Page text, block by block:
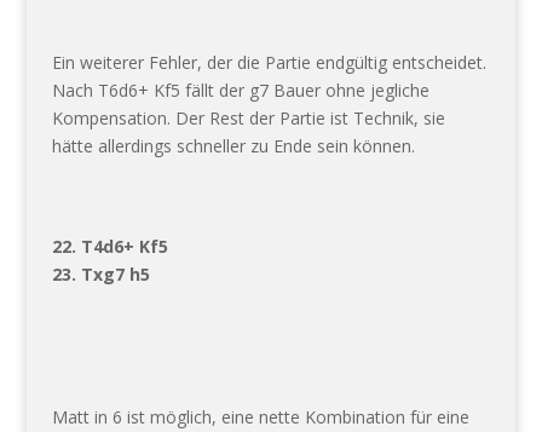
Ein weiterer Fehler, der die Partie endgültig entscheidet.
Nach T6d6+ Kf5 fällt der g7 Bauer ohne jegliche
Kompensation. Der Rest der Partie ist Technik, sie
hätte allerdings schneller zu Ende sein können.
22. T4d6+ Kf5
23. Txg7 h5
Matt in 6 ist möglich, eine nette Kombination für eine